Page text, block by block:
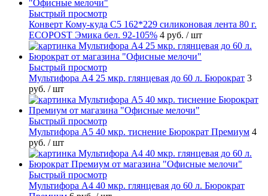
Быстрый просмотр
Конверт Кому-куда С5 162*229 силиконовая лента 80 г.
ECOPOST Эмика бел. 92-105% 4 руб. / шт
Быстрый просмотр
Мультифора А4 25 мкр. глянцевая до 60 л. Бюрократ 3
руб. / шт
Быстрый просмотр
Мультифора А5 40 мкр. тиснение Бюрократ Премиум 4
руб. / шт
Быстрый просмотр
Мультифора А4 40 мкр. глянцевая до 60 л. Бюрократ